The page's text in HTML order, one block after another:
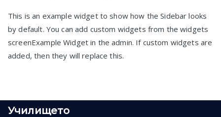
This is an example widget to show how the Sidebar looks
by default. You can add custom widgets from the widgets
screenExample Widget in the admin. If custom widgets are
added, then they will replace this.
Училището